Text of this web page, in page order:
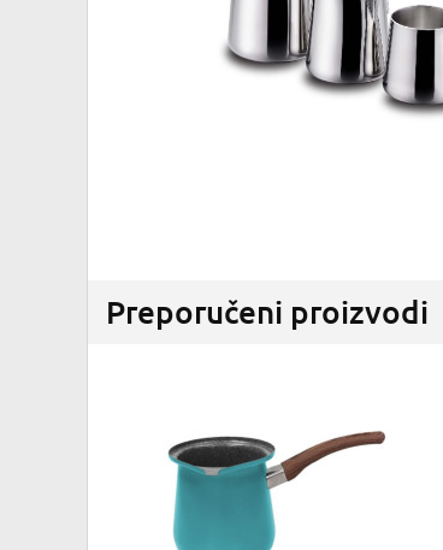
Preporučeni proizvodi